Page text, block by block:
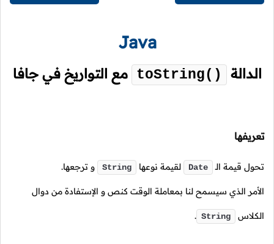
Java
الدالة toString() مع التواريخ في جافا
تعريفها
تحول قيمة الـ Date لقيمة نوعها String و ترجعها.
الأمر الذي سيسمح لنا بمعاملة الوقت كنص و الإستفادة من دوال
الكلاس String
.